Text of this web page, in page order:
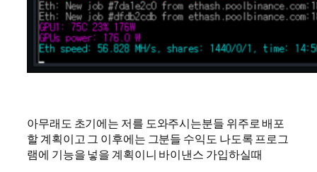
아무래도 초기에는 저를 도와주시는분들 위주로 배포
할 계획이고 그 이후에는 그분들 수익도 나도록 프로그
램에 기능을 넣을 계획이니 바이낸스 가입하실때